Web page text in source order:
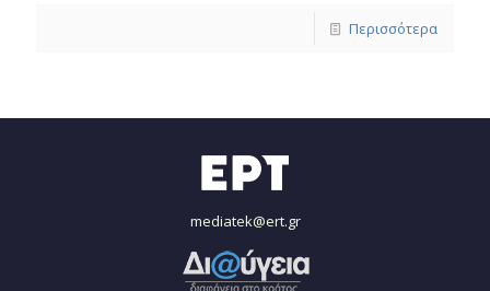
Περισσότερα
mediatek@ert.gr